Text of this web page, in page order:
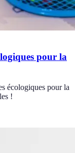
pour la
écologiques pour la
!